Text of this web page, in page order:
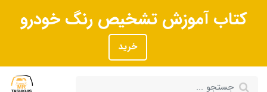
کتاب آموزش تشخیص رنگ خودرو
خرید